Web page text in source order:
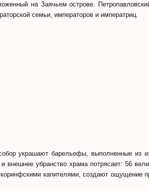
на Заячьем острове.
семьи, императоров и императриц.
украшают барельефы, выполненные из
внешнее убранство храма потрясает: 56
капителями, создают ощущение